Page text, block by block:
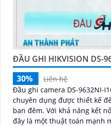
ĐẦU GHI HIKVISION DS-
30%
Liên hệ
Đầu ghi camera DS-9632NI-
chuyên dụng được thiết kế
ban đêm. Với khả năng kết nối lên đến 16 ổ cứng HDD,
đây là một thuật toán mạnh